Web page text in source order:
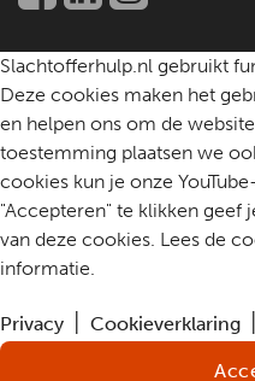
Slachtofferhulp.nl gebruikt
Deze cookies maken het
en helpen ons om de
toestemming plaatsen we
cookies kun je onze
"Accepteren" te klikken geef
van deze cookies. Lees de
informatie.
Privacy Cookieverklaring